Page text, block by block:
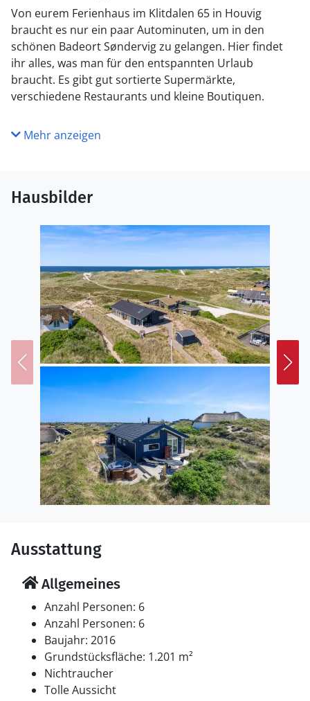
Von eurem Ferienhaus im Klitdalen 65 in Houvig
braucht es nur ein paar Autominuten, um in den
schönen Badeort Søndervig zu gelangen. Hier findet
ihr alles, was man für den entspannten Urlaub
braucht. Es gibt gut sortierte Supermärkte,
verschiedene Restaurants und kleine Boutiquen.
Mehr anzeigen
Hausbilder
Ausstattung
Allgemeines
Anzahl Personen: 6
Anzahl Personen: 6
Baujahr: 2016
Grundstücksfläche: 1.201 m²
Nichtraucher
Tolle Aussicht